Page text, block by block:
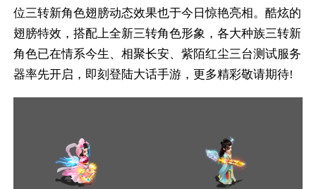
位三转新角色翅膀动态效果也于今日惊艳亮相。酷炫的
翅膀特效，搭配上全新三转角色形象，各大种族三转新
角色已在情系今生、相聚长安、紫陌红尘三台测试服务
器率先开启，即刻登陆大话手游，更多精彩敬请期待!